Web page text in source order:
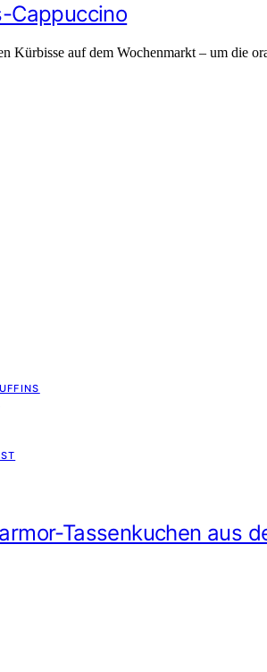
Cappuccino
Kürbisse auf dem Wochenmarkt – um die
Tassenkuchen aus